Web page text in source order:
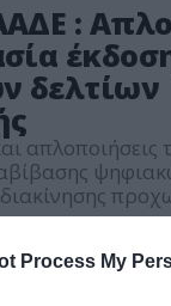
Process My
:
δελτίων
απλοποιήσεις
Οικονομίας
η Ανεξάρτητη
του
συνεργασίας με